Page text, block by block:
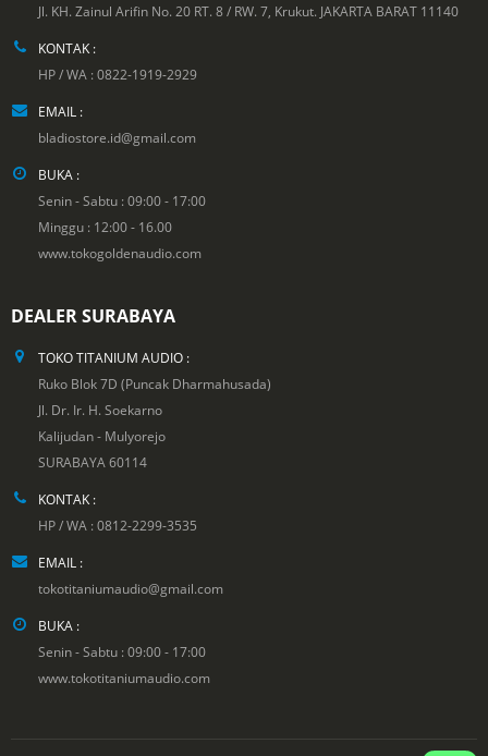
Jl. KH. Zainul Arifin No. 20 RT. 8 / RW. 7, Krukut. JAKARTA BARAT 11140
KONTAK :
HP / WA : 0822-1919-2929
EMAIL :
bladiostore.id@gmail.com
BUKA :
Senin - Sabtu : 09:00 - 17:00
Minggu : 12:00 - 16.00
www.tokogoldenaudio.com
DEALER SURABAYA
TOKO TITANIUM AUDIO :
Ruko Blok 7D (Puncak Dharmahusada)
Jl. Dr. Ir. H. Soekarno
Kalijudan - Mulyorejo
SURABAYA 60114
KONTAK :
HP / WA : 0812-2299-3535
EMAIL :
tokotitaniumaudio@gmail.com
BUKA :
Senin - Sabtu : 09:00 - 17:00
www.tokotitaniumaudio.com